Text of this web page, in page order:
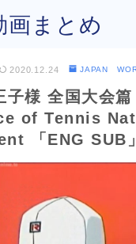
画まとめ
2020.12.24 JAPAN
子様 全国大会篇
of Tennis
「ENG SUB」